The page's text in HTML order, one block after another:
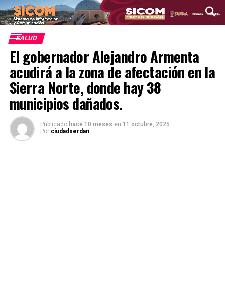
SALUD
El gobernador Alejandro Armenta
acudirá a la zona de afectación en la
Sierra Norte, donde hay 38
municipios dañados.
Publicado hace 10 meses en 11 octubre, 2025
Por ciudadserdan